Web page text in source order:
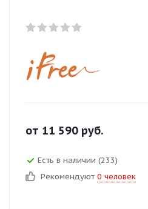
от 11 590 руб.
Есть в наличии (233)
Рекомендуют 0 человек